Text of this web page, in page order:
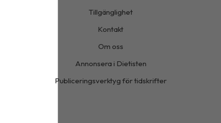
Tillgänglighet
Kontakt
Om oss
Annonsera i Dietisten
Publiceringsverktyg för tidskrifter